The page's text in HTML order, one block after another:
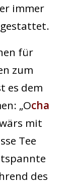
immer
für
zum
es dem
„Ocha
mit
Tee
des